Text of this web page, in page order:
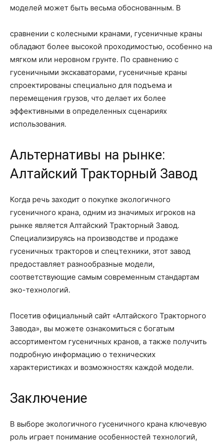
моделей может быть весьма обоснованным. В
сравнении с колесными кранами, гусеничные краны
обладают более высокой проходимостью, особенно на
мягком или неровном грунте. По сравнению с
гусеничными экскаваторами, гусеничные краны
спроектированы специально для подъема и
перемещения грузов, что делает их более
эффективными в определенных сценариях
использования.
Альтернативы на рынке:
Алтайский Тракторный Завод
Когда речь заходит о покупке экологичного
гусеничного крана, одним из значимых игроков на
рынке является Алтайский Тракторный Завод.
Специализируясь на производстве и продаже
гусеничных тракторов и спецтехники, этот завод
предоставляет разнообразные модели,
соответствующие самым современным стандартам
эко-технологий.
Посетив официальный сайт «Алтайского Тракторного
Завода», вы можете ознакомиться с богатым
ассортиментом гусеничных кранов, а также получить
подробную информацию о технических
характеристиках и возможностях каждой модели.
Заключение
В выборе экологичного гусеничного крана ключевую
роль играет понимание особенностей технологий,